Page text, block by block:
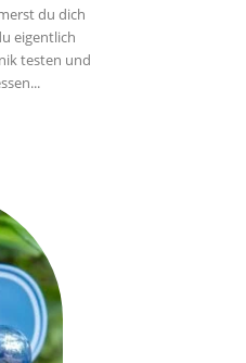
du dich
eigentlich
testen und